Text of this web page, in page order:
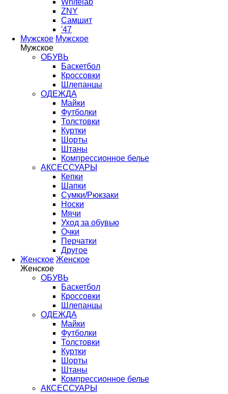
Whitelab
ZNY
Самшит
'47
Мужское Мужское
Мужское
ОБУВЬ
Баскетбол
Кроссовки
Шлепанцы
ОДЕЖДА
Майки
Футболки
Толстовки
Куртки
Шорты
Штаны
Компрессионное белье
АКСЕССУАРЫ
Кепки
Шапки
Сумки/Рюкзаки
Носки
Мячи
Уход за обувью
Очки
Перчатки
Другое
Женское Женское
Женское
ОБУВЬ
Баскетбол
Кроссовки
Шлепанцы
ОДЕЖДА
Майки
Футболки
Толстовки
Куртки
Шорты
Штаны
Компрессионное белье
АКСЕССУАРЫ